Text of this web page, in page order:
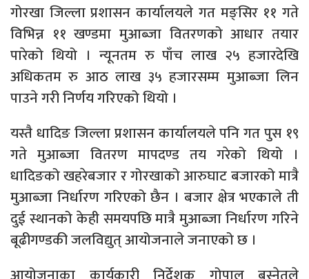
गोरखा जिल्ला प्रशासन कार्यालयले गत मङ्सिर ११ गते
विभिन्न ११ खण्डमा मुआब्जा वितरणको आधार तयार
पारेको थियो । न्यूनतम रु पाँच लाख २५ हजारदेखि
अधिकतम रु आठ लाख ३५ हजारसम्म मुआब्जा लिन
पाउने गरी निर्णय गरिएको थियो ।
यस्तै धादिङ जिल्ला प्रशासन कार्यालयले पनि गत पुस १९
गते मुआब्जा वितरण मापदण्ड तय गरेको थियो ।
धादिङको खहरेबजार र गोरखाको आरुघाट बजारको मात्रै
मुआब्जा निर्धारण गरिएको छैन । बजार क्षेत्र भएकाले ती
दुई स्थानको केही समयपछि मात्रै मुआब्जा निर्धारण गरिने
बूढीगण्डकी जलविद्युत् आयोजनाले जनाएको छ ।